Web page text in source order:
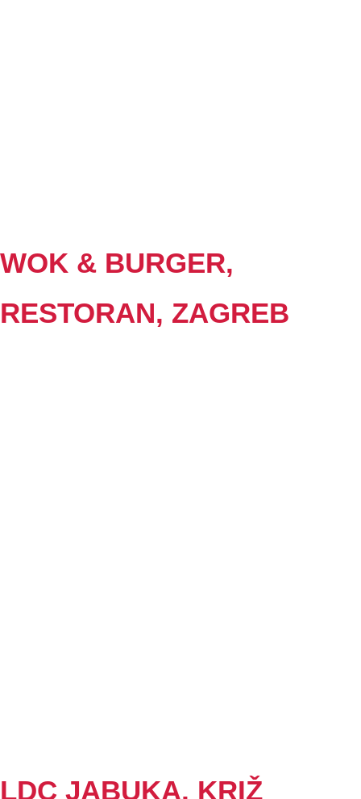
WOK & BURGER,
RESTORAN, ZAGREB
LDC JABUKA, KRIŽ